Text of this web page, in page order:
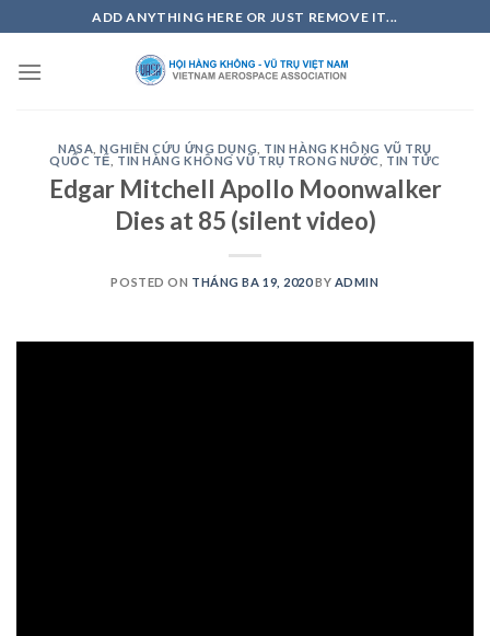
to
content
ADD ANYTHING HERE OR JUST REMOVE IT...
NASA ,NGHIÊN CỨU ỨNG DỤNG
TIN HÀNG KHÔNG VŨ TRỤ
QUỐC TẾ
TIN HÀNG KHÔNG VŨ TRỤ TRONG NƯỚC TIN TỨC
Edgar Mitchell Apollo Moonwalker
Dies at 85 (silent video)
POSTED ON THÁNG BA 19, 2020BY ADMIN